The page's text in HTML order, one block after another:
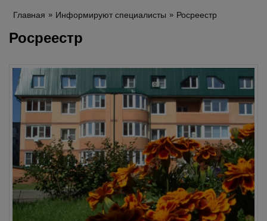
Главная Информируют специалисты Росреестр
Росреестр